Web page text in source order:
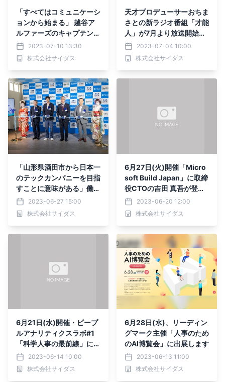
「すべてはコミュニケーシ
ョンから始まる」 越谷ア
ルファーズのキャプテン・
長谷川智也の“才能が引き
出された瞬間”とは？
2023-07-10 13:30
株式会社サイダス
天才プロデューサーおちま
さとの新ラジオ番組「才能
人」が7月より放送開始｜
才能を引き出すタレントマ
ネジメントシステム「サイ
ダス」がお届けします
2023-07-04 10:00
株式会社サイダス
「山形県酒田市から日本一
のテックカンパニーを目指
すことに意味がある」働き
がいをつくるITベンチャ
ー・サイダスが酒田オフィ
スオープン
2023-06-27 15:00
株式会社サイダス
6月27日(火)開催「Micro
soft Build Japan」に取締
役CTOの吉田 真吾が登壇
します2023-06-20 12:00
株式会社サイダス
6月21日(水)開催・ピープ
ルアナリティクスラボ#1
「科学人事の最前線」にサ
イダス執行役員・中村 亮
一が登壇します
2023-06-14 10:00
株式会社サイダス
6月28日(水)、リーディン
グマーク主催「人事のため
のAI博覧会」に出展します
2023-06-13 11:00
株式会社サイダス